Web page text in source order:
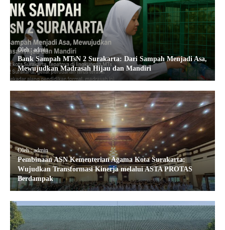
Oleh : admin
Bank Sampah MTsN 2 Surakarta: Dari Sampah Menjadi Asa,
Mewujudkan Madrasah Hijau dan Mandiri
Oleh : admin
Pembinaan ASN Kementerian Agama Kota Surakarta:
Wujudkan Transformasi Kinerja melalui ASTA PROTAS
Berdampak